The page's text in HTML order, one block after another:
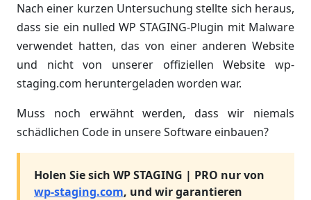
Nach einer kurzen Untersuchung stellte sich heraus,
dass sie ein nulled WP STAGING-Plugin mit Malware
verwendet hatten, das von einer anderen Website
und nicht von unserer offiziellen Website wp-
staging.com heruntergeladen worden war.
Muss noch erwähnt werden, dass wir niemals
schädlichen Code in unsere Software einbauen?
Holen Sie sich WP STAGING | PRO nur von
wp-staging.com, und wir garantieren